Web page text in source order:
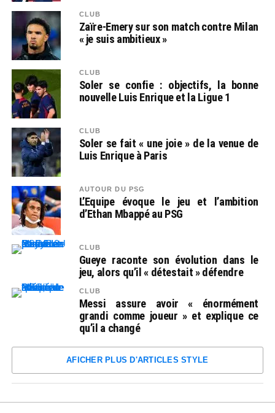
CLUB
Zaïre-Emery sur son match contre Milan
« je suis ambitieux »
CLUB
Soler se confie : objectifs, la bonne
nouvelle Luis Enrique et la Ligue 1
CLUB
Soler se fait « une joie » de la venue de
Luis Enrique à Paris
AUTOUR DU PSG
L’Equipe évoque le jeu et l’ambition
d’Ethan Mbappé au PSG
CLUB
Gueye raconte son évolution dans le
jeu, alors qu’il « détestait » défendre
CLUB
Messi assure avoir « énormément
grandi comme joueur » et explique ce
qu’il a changé
AFICHER PLUS D'ARTICLES STYLE